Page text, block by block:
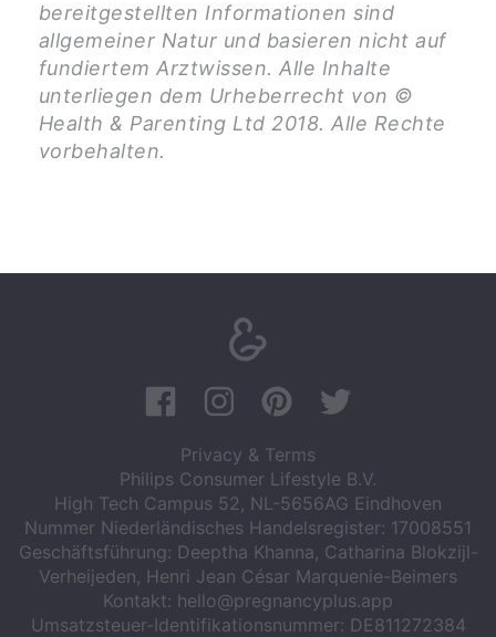
bereitgestellten Informationen sind
allgemeiner Natur und basieren nicht auf
fundiertem Arztwissen. Alle Inhalte
unterliegen dem Urheberrecht von ©
Health & Parenting Ltd 2018. Alle Rechte
vorbehalten.
Privacy & Terms
Philips Consumer Lifestyle B.V.
High Tech Campus 52, NL-5656AG Eindhoven
Nummer Niederländisches Handelsregister: 17008551
Geschäftsführung: Deeptha Khanna, Catharina Blokzijl-
Verheijeden, Henri Jean César Marquenie-Beimers
Kontakt: hello@pregnancyplus.app
Umsatzsteuer-Identifikationsnummer: DE811272384